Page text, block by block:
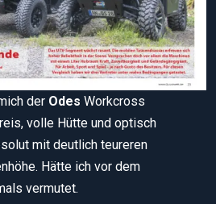
der Odes Workcross
volle Hütte und optisch
mit deutlich teureren
Hätte ich vor dem
vermutet.